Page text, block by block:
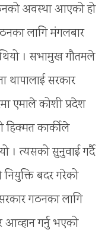
अवस्था आएको हो
लागि मंगलबार
। सभामुख गौतमले
थापालाई सरकार
एमाले कोशी प्रदेश
हिक्मत कार्कीले
। त्यसको सुनुवाई गर्दै
नियुक्ति बदर गरेको
गठनका लागि
गर्नु भएको